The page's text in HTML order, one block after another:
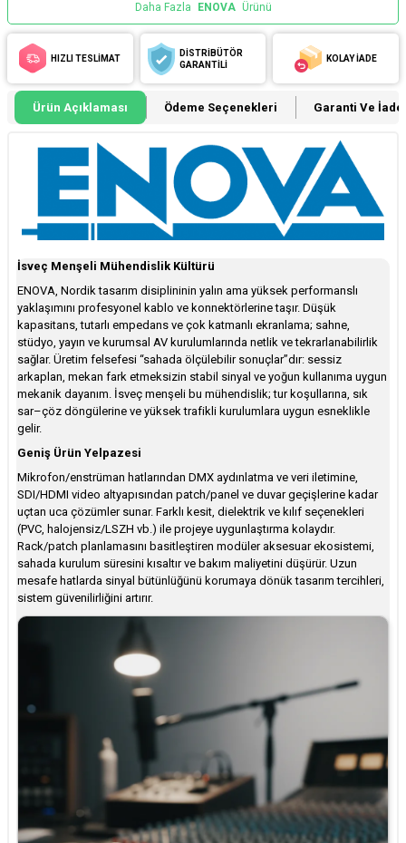
Daha Fazla ENOVA Ürünü
HIZLI TESLİMAT
DİSTRİBÜTÖR
GARANTİLİ
KOLAY İADE
Ürün Açıklaması Ödeme Seçenekleri Garanti Ve İade
İsveç Menşeli Mühendislik Kültürü
ENOVA, Nordik tasarım disiplininin yalın ama yüksek performanslı
yaklaşımını profesyonel kablo ve konnektörlerine taşır. Düşük
kapasitans, tutarlı empedans ve çok katmanlı ekranlama; sahne,
stüdyo, yayın ve kurumsal AV kurulumlarında netlik ve tekrarlanabilirlik
sağlar. Üretim felsefesi “sahada ölçülebilir sonuçlar”dır: sessiz
arkaplan, mekan fark etmeksizin stabil sinyal ve yoğun kullanıma uygun
mekanik dayanım. İsveç menşeli bu mühendislik; tur koşullarına, sık
sar–çöz döngülerine ve yüksek trafikli kurulumlara uygun esneklikle
gelir.
Geniş Ürün Yelpazesi
Mikrofon/enstrüman hatlarından DMX aydınlatma ve veri iletimine,
SDI/HDMI video altyapısından patch/panel ve duvar geçişlerine kadar
uçtan uca çözümler sunar. Farklı kesit, dielektrik ve kılıf seçenekleri
(PVC, halojensiz/LSZH vb.) ile projeye uygunlaştırma kolaydır.
Rack/patch planlamasını basitleştiren modüler aksesuar ekosistemi,
sahada kurulum süresini kısaltır ve bakım maliyetini düşürür. Uzun
mesafe hatlarda sinyal bütünlüğünü korumaya dönük tasarım tercihleri,
sistem güvenilirliğini artırır.